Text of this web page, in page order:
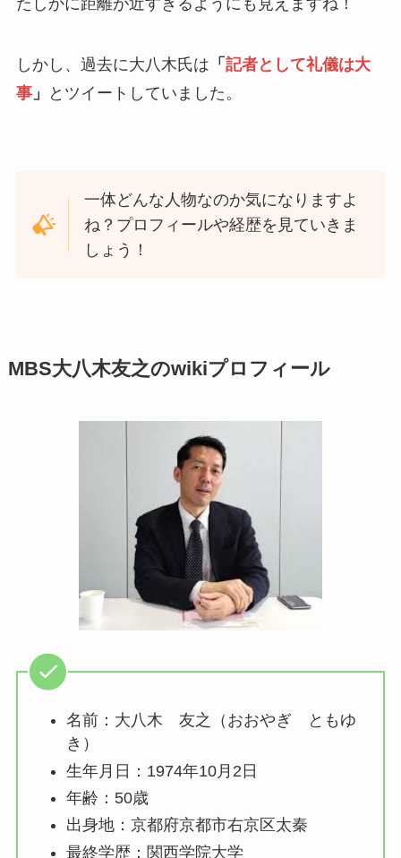
しかし、過去に大八木氏は 「 記者として礼儀は大
事」 とツイートしていました。
一体どんな人物なのか気になりますよ
ね？プロフィールや経歴を見ていきま
しょう！
MBS大八木友之のwikiプロフィール
名前：大八木 友之（おおやぎ ともゆ
き）
生年月日：1974年10月2日
年齢：50歳
出身地：京都府京都市右京区太秦
最終学歴：関西学院大学